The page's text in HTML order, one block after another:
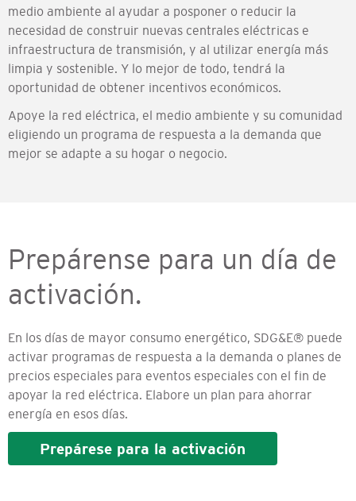
medio ambiente al ayudar a posponer o reducir la
necesidad de construir nuevas centrales eléctricas e
infraestructura de transmisión, y al utilizar energía más
limpia y sostenible. Y lo mejor de todo, tendrá la
oportunidad de obtener incentivos económicos.
Apoye la red eléctrica, el medio ambiente y su comunidad
eligiendo un programa de respuesta a la demanda que
mejor se adapte a su hogar o negocio.
Prepárense para un día de
activación.
En los días de mayor consumo energético, SDG&E® puede
activar programas de respuesta a la demanda o planes de
precios especiales para eventos especiales con el fin de
apoyar la red eléctrica. Elabore un plan para ahorrar
energía en esos días.
Prepárese para la activación